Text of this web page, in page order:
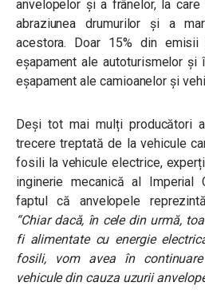
anvelopelor și a frânelor, la
abraziunea drumurilor și a
acestora. Doar 15% din
eșapament ale autoturismelor
eșapament ale camioanelor și
Deși tot mai mulți producători
trecere treptată de la vehicule
fosili la vehicule electrice,
inginerie mecanică al Imperial
faptul că anvelopele
“Chiar dacă, în cele din urmă,
fi alimentate cu energie
fosili, vom avea în
vehicule din cauza uzurii